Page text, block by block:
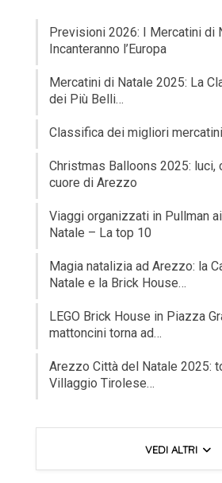
Previsioni 2026: I Mercatini di
Incanteranno l’Europa
Mercatini di Natale 2025: La
dei Più Belli…
Classifica dei migliori
Christmas Balloons 2025: luci,
cuore di Arezzo
Viaggi organizzati in Pullman
Natale – La top 10
Magia natalizia ad Arezzo: la
Natale e la Brick House…
LEGO Brick House in Piazza
mattoncini torna ad…
Arezzo Città del Natale 2025:
Villaggio Tirolese…
VEDI ALTRI